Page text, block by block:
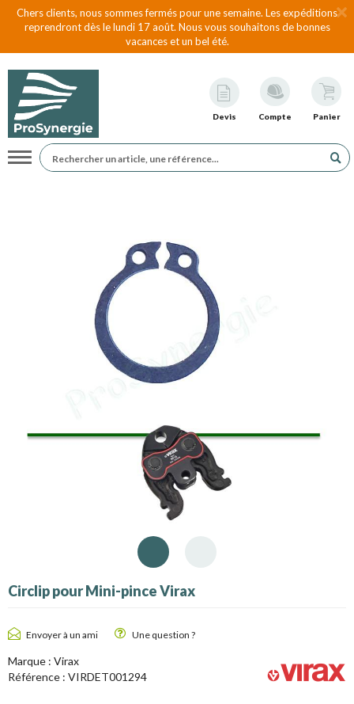
Chers clients, nous sommes fermés pour une semaine. Les expéditions
reprendront dès le lundi 17 août. Nous vous souhaitons de bonnes
vacances et un bel été.
Devis Compte Panier
Navigation
Circlip pour Mini-pince Virax
Envoyer à un ami Une question ?
Marque : Virax
Référence : VIRDET001294